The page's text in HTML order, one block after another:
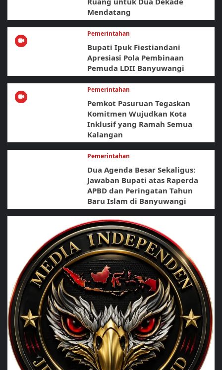
Mendatang
Pemerintahan
Bupati Ipuk Fiestiandani
Apresiasi Pola Pembinaan
Pemuda LDII Banyuwangi
Pemerintahan
Pemkot Pasuruan Tegaskan
Komitmen Wujudkan Kota
Inklusif yang Ramah Semua
Kalangan
Pemerintahan
Dua Agenda Besar Sekaligus:
Jawaban Bupati atas Raperda
APBD dan Peringatan Tahun
Baru Islam di Banyuwangi